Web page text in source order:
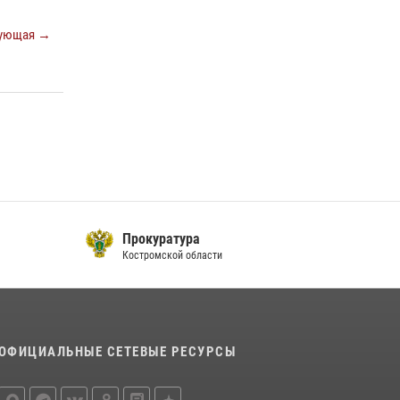
→
Прокуратура
Костромской области
СЕТЕВЫЕ РЕСУРСЫ